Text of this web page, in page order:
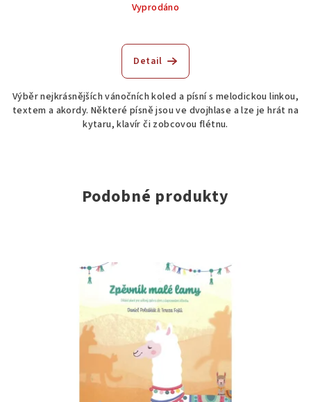
Vyprodáno
Detail
Výběr nejkrásnějších vánočních koled a písní s melodickou linkou,
textem a akordy. Některé písně jsou ve dvojhlase a lze je hrát na
kytaru, klavír či zobcovou flétnu.
Podobné produkty